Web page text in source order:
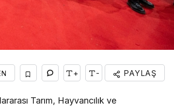
+ - PAYLAŞ
Tarım, Hayvancılık ve